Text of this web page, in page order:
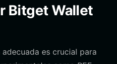
Bitget Wallet
es crucial para